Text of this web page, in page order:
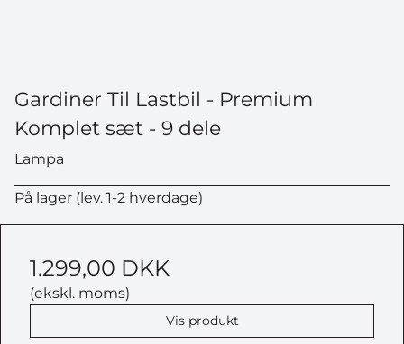
Gardiner Til Lastbil - Premium
Komplet sæt - 9 dele
Lampa
På lager (lev. 1-2 hverdage)
1.299,00 DKK
(ekskl. moms)
Vis produkt